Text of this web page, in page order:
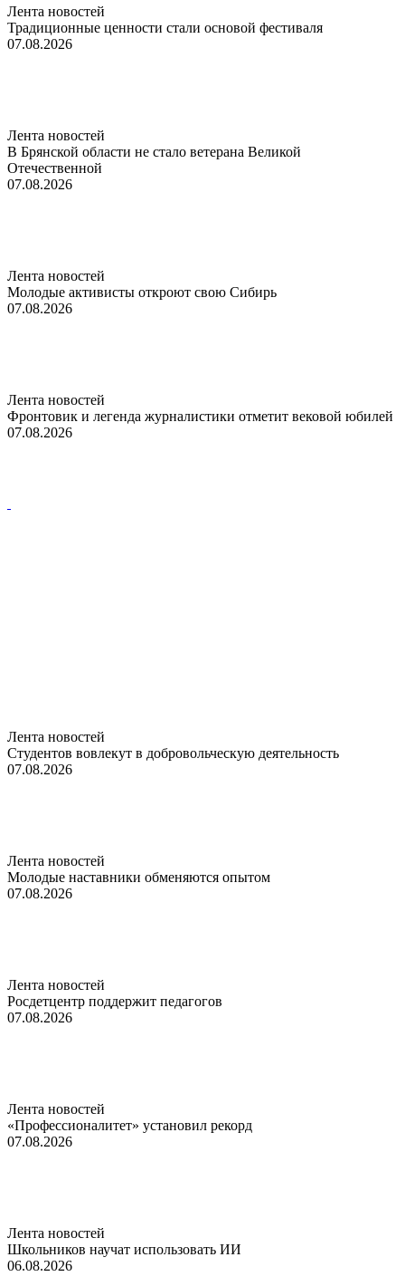
Лента новостей
Традиционные ценности стали основой фестиваля
07.08.2026
Лента новостей
В Брянской области не стало ветерана Великой
Отечественной
07.08.2026
Лента новостей
Молодые активисты откроют свою Сибирь
07.08.2026
Лента новостей
Фронтовик и легенда журналистики отметит вековой юбилей
07.08.2026
Лента новостей
Студентов вовлекут в добровольческую деятельность
07.08.2026
Лента новостей
Молодые наставники обменяются опытом
07.08.2026
Лента новостей
Росдетцентр поддержит педагогов
07.08.2026
Лента новостей
«Профессионалитет» установил рекорд
07.08.2026
Лента новостей
Школьников научат использовать ИИ
06.08.2026